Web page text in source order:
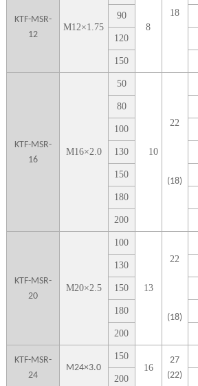
KTF-MSR-
12
M12×1.75 8
18
90
120
150
KTF-MSR-
16
M16×2.0
50
10
22
(18)
80
100
130
150
180
200
KTF-MSR-
20
M20×2.5
100
13
22
(18)
130
150
180
200
KTF-MSR-
24
M24×3.0
150
16
27
(22)
200